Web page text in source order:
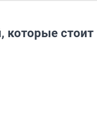
которые стоит